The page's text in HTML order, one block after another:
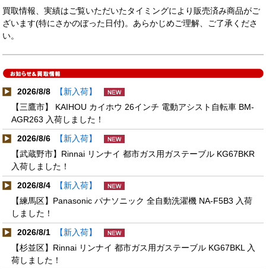
買取情報、実績はご覧いただいたタイミングにより販売済み商品がご
ざいます(特にさかのぼった日付)。あらかじめご理解、ご了承くださ
い。
2026/8/8
【新入荷】
【三鷹市】 KAIHOU カイホウ 26インチ 電動アシスト自転車 BM-
AGR263 入荷しました！
2026/8/6
【新入荷】
【武蔵野市】Rinnai リンナイ 都市ガス用ガステーブル KG67BKR
入荷しました！
2026/8/4
【新入荷】
【練馬区】Panasonic パナソニック 全自動洗濯機 NA-F5B3 入荷
しました！
2026/8/1
【新入荷】
【杉並区】Rinnai リンナイ 都市ガス用ガステーブル KG67BKL 入
荷しました！